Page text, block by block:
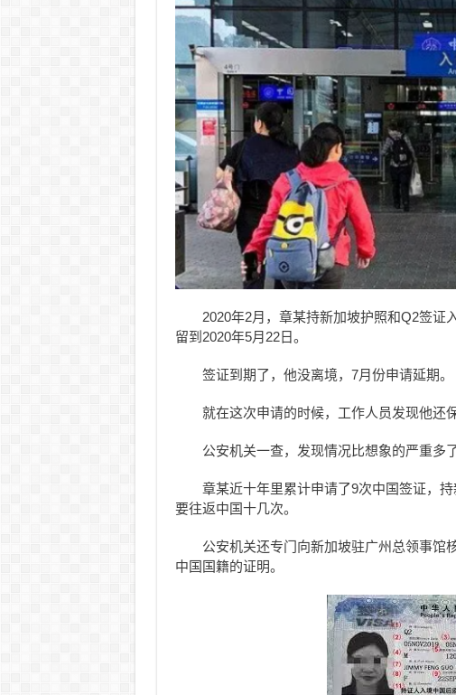
2020年2月，章某持新加坡护照和Q2签证
留到2020年5月22日。
签证到期了，他没离境，7月份申请延期。
就在这次申请的时候，工作人员发现他还
公安机关一查，发现情况比想象的严重多了
章某近十年里累计申请了9次中国签证，
要往返中国十几次。
公安机关还专门向新加坡驻广州总领事馆
中国国籍的证明。